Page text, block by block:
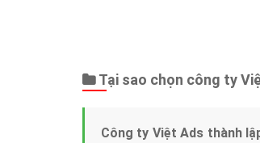
Tại sao chọn công ty
Công ty Việt Ads thành